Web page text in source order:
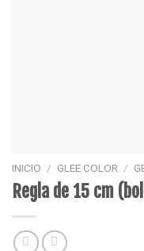
INICIO / GLEE COLOR /
Regla de 15 cm